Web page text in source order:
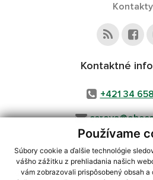
Používame
Súbory cookie a ďalšie technológie
vášho zážitku z prehliadania našich
vám zobrazovali prispôsobený obsah
Kontakty
Kontaktné
+421 34
využite možnosť získavania